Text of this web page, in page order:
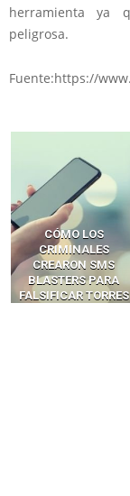
herramienta ya
peligrosa.
Fuente:https://
LA BRECHA
INVISIBLE: CÓMO
LOS AGENTES DE IA
SE CONVIRTIERON
EN LA SUPERFICIE